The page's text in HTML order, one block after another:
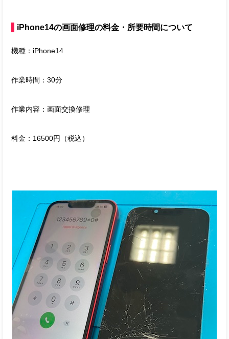
iPhone14の画面修理の料金・所要時間について
機種：iPhone14
作業時間：30分
作業内容：画面交換修理
料金：16500円（税込）